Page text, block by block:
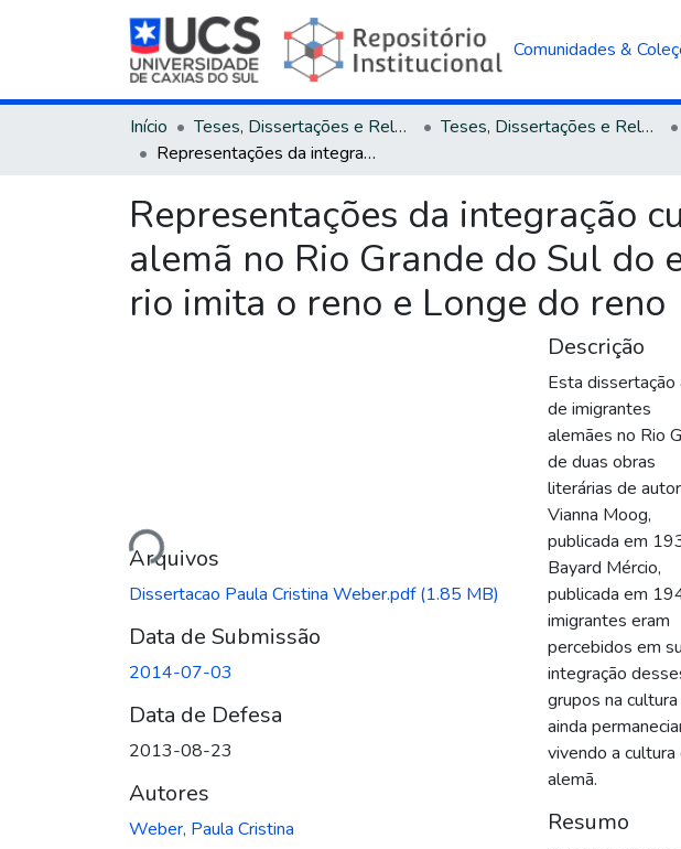
Comunidades &
Início Teses, Dissertações e Relatórios Teses, Dissertações e Relatórios defendidos na UCS
Representações da integração cultural das comunidades de origem alemã no Rio Grande do Sul do estado novo : um estudo das obras Um rio imita o reno e Longe do reno
Representações da integração
alemã no Rio Grande do Sul do
rio imita o reno e Longe do reno
Carregando...
Arquivos
Dissertacao Paula Cristina Weber.pdf(1.85 MB)
Data de Submissão
2014-07-03
Data de Defesa
2013-08-23
Autores
Weber, Paula Cristina
Descrição
Esta
de imigrantes
alemães no Rio
de duas obras
literárias de
Vianna Moog,
publicada em
Bayard Mércio,
publicada em
imigrantes eram
percebidos em
integração
grupos na
ainda
vivendo a
alemã.
Resumo